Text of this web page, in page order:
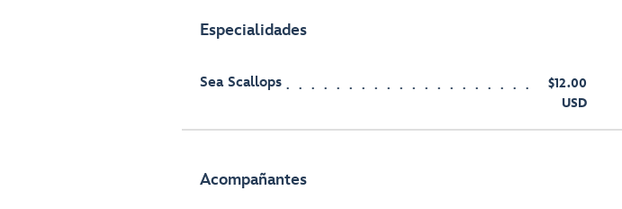
Especialidades
Sea Scallops
$12.00
USD
Acompañantes